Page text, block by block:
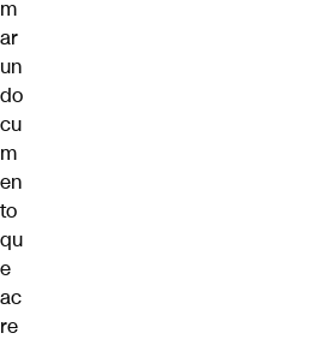
m
ar
un
do
cu
m
en
to
qu
e
ac
re